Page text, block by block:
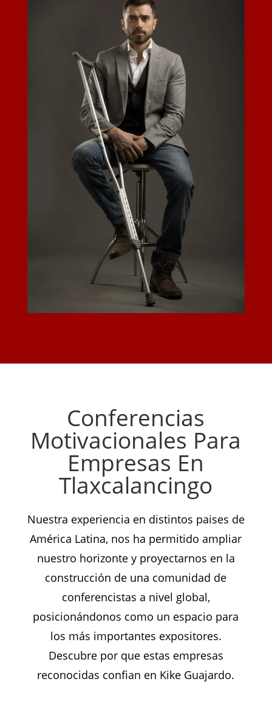
Conferencias
Motivacionales Para
Empresas En
Tlaxcalancingo
Nuestra experiencia en distintos paises de
América Latina, nos ha permitido ampliar
nuestro horizonte y proyectarnos en la
construcción de una comunidad de
conferencistas a nivel global,
posicionándonos como un espacio para
los más importantes expositores.
Descubre por que estas empresas
reconocidas confian en Kike Guajardo.